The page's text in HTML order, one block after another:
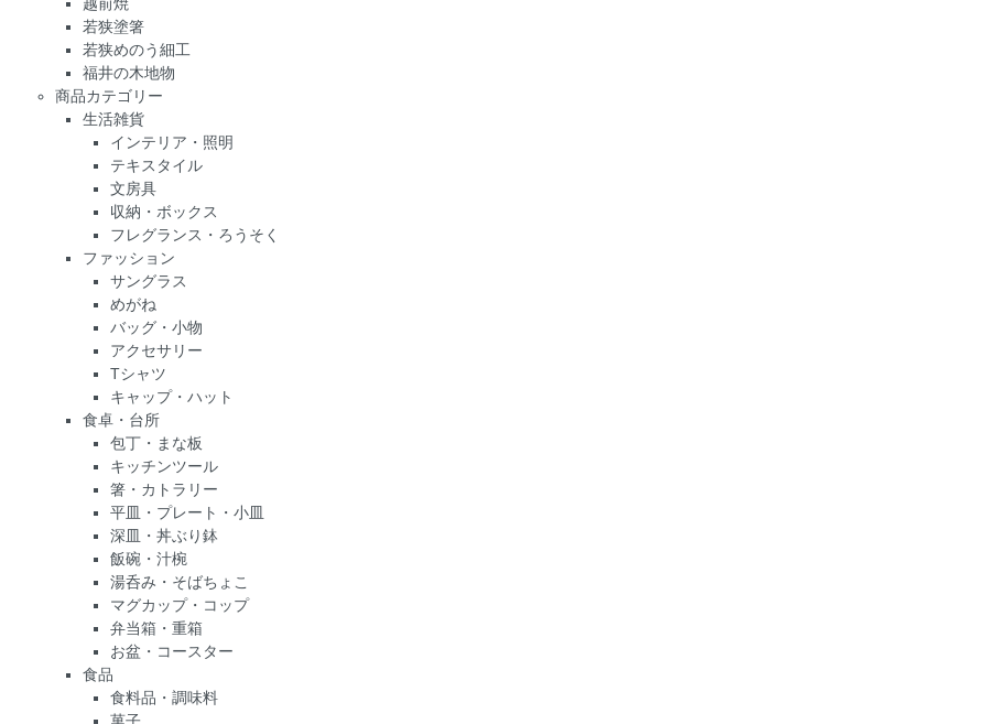
若狭塗箸
若狭めのう細工
福井の木地物
商品カテゴリー
生活雑貨
インテリア・照明
テキスタイル
文房具
収納・ボックス
フレグランス・ろうそく
ファッション
サングラス
めがね
バッグ・小物
アクセサリー
Tシャツ
キャップ・ハット
食卓・台所
包丁・まな板
キッチンツール
箸・カトラリー
平皿・プレート・小皿
深皿・丼ぶり鉢
飯碗・汁椀
湯呑み・そばちょこ
マグカップ・コップ
弁当箱・重箱
お盆・コースター
食品
食料品・調味料